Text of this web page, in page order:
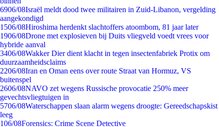
6906/08Israël meldt dood twee militairen in Zuid-Libanon, vergelding
aangekondigd
1506/08Hiroshima herdenkt slachtoffers atoombom, 81 jaar later
1906/08Drone met explosieven bij Duits vliegveld voedt vrees voor
hybride aanval
3406/08Wakker Dier dient klacht in tegen insectenfabriek Protix om
duurzaamheidsclaims
2206/08Iran en Oman eens over route Straat van Hormuz, VS
buitenspel
2606/08NAVO zet wegens Russische provocatie 250% meer
gevechtsvliegtuigen in
5706/08Waterschappen slaan alarm wegens droogte: Gereedschapskist
leeg
106/08Forensics: Crime Scene Detective